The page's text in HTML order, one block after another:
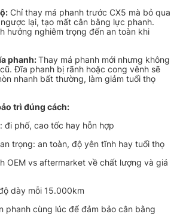
Chỉ thay má phanh trước CX5 mà bỏ qua
lại, tạo mất cân bằng lực phanh.
hưởng nghiêm trọng đến an toàn khi
phanh:Thay má phanh mới nhưng không
Đĩa phanh bị rãnh hoặc cong vênh sẽ
nhanh bất thường, làm giảm tuổi thọ
trì đúng cách:
phố, cao tốc hay hỗn hợp
trọng: an toàn, độ yên tĩnh hay tuổi thọ
OEM vs aftermarket về chất lượng và giá
dày mỗi 15.000km
phanh cùng lúc để đảm bảo cân bằng